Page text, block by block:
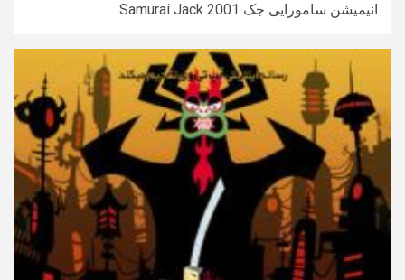
انیمیشن سامورایی جک Samurai Jack 2001